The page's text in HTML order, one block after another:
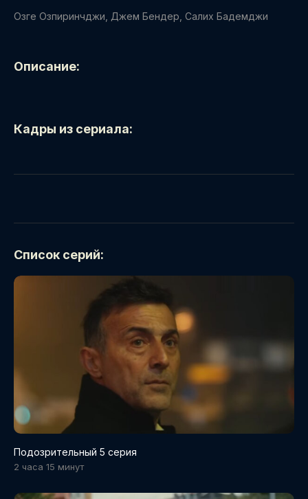
Озге Озпиринчджи, Джем Бендер, Салих Бадемджи
Описание:
Кадры из сериала:
Список серий:
Подозрительный 5 серия
2 часа 15 минут